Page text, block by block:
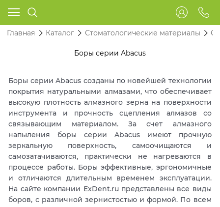
Главная Каталог Стоматологические материалы
Боры серии Abacus
Боры серии Abacus созданы по новейшей технологии
покрытия натуральными алмазами, что обеспечивает
высокую плотность алмазного зерна на поверхности
инструмента и прочность сцепления алмазов со
связывающим материалом. За счет алмазного
напыления боры серии Abacus имеют прочную
зеркальную поверхность, самоочищаются и
самозатачиваются, практически не нагреваются в
процессе работы. Боры эффективные, эргономичные
и отличаются длительным временем эксплуатации.
На сайте компании ExDent.ru представлены все виды
боров, с различной зернистостью и формой. По всем